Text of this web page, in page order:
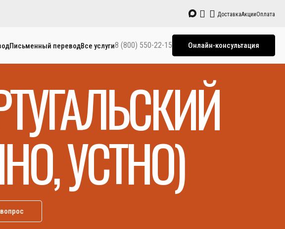
ДоставкаАкцииОплата
Письменный переводВсе услуги8 (800) 550-22-15 Онлайн-консультация
УСТНО)